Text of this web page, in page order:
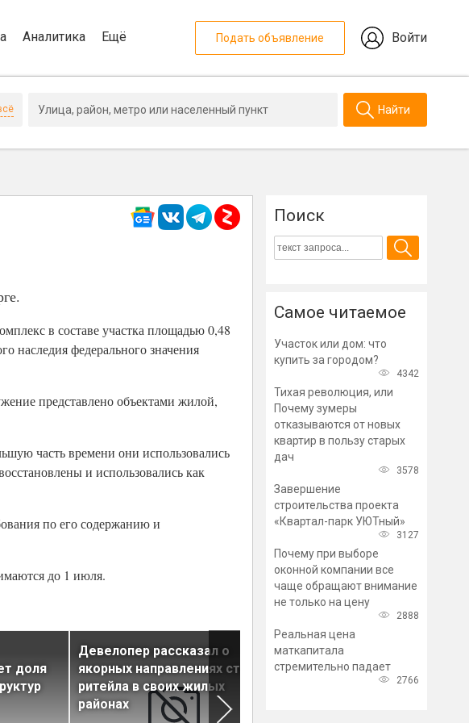
Аналитика Ещё Подать объявление Войти
Найти
в составе участка площадью 0,48
наследия федерального значения
представлено объектами жилой,
часть времени они использовались
и использовались как
по его содержанию и
до 1 июля.
доля
Девелопер рассказал о
якорных направлениях стрит-
ритейла в своих жилых
районах
Инвесторы в коммерческую
недвижимость
Поиск
Самое читаемое
Участок или дом: что
купить за городом?
4342
Тихая революция, или
Почему зумеры
отказываются от новых
квартир в пользу старых
дач
3578
Завершение
строительства проекта
«Квартал-парк УЮТный»
3127
Почему при выборе
оконной компании все
чаще обращают внимание
не только на цену
2888
Реальная цена
маткапитала
стремительно падает
2766